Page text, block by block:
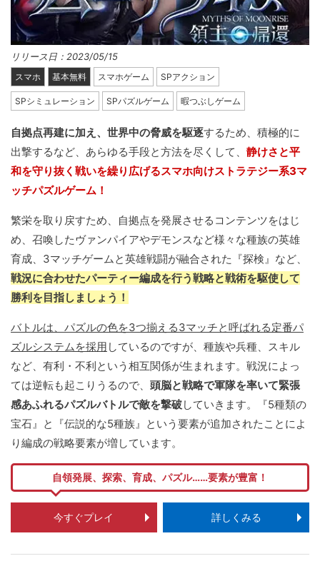
リリース日：2023/05/15
スマホ 基本無料 スマホゲーム SPアクション
SPシミュレーション SPパズルゲーム 暇つぶしゲーム
自拠点再建に加え、世界中の脅威を駆逐するため、積極的に
出撃するなど、あらゆる手段と方法を尽くして、 静けさと平
和を守り抜く戦いを繰り広げるスマホ向けストラテジー系3マ
ッチパズルゲーム！
繁栄を取り戻すため、自拠点を発展させるコンテンツをはじ
め、召喚したヴァンパイアやデモンスなど様々な種族の英雄
育成、3マッチゲームと英雄戦闘が融合された『探検』など、
戦況に合わせたパーティー編成を行う戦略と戦術を駆使して
勝利を目指しましょう！
バトルは、パズルの色を3つ揃える3マッチと呼ばれる定番パ
ズルシステムを採用 しているのですが、種族や兵種、スキル
など、有利・不利という相互関係が生まれます。戦況によっ
ては逆転も起こりうるので、 頭脳と戦略で軍隊を率いて緊張
感あふれるパズルバトルで敵を撃破していきます。『5種類の
宝石』と『伝説的な5種族』という要素が追加されたことによ
り編成の戦略要素が増しています。
自領発展、探索、育成、パズル……要素が豊富！
今すぐプレイ 詳しくみる